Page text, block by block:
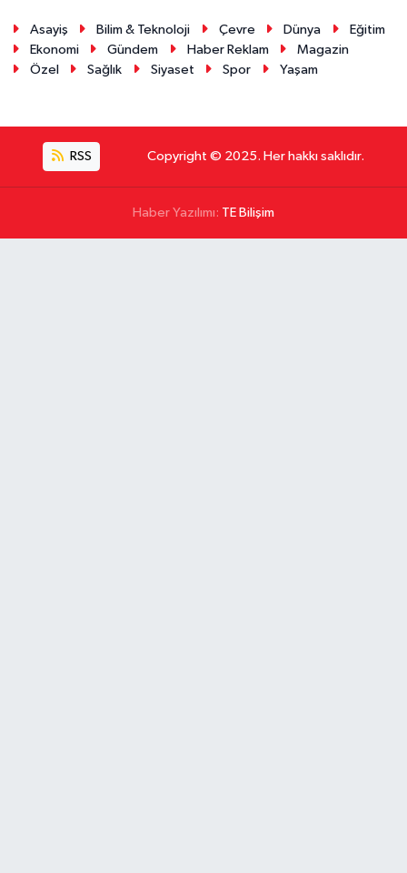
Asayiş Bilim & Teknoloji Çevre Dünya
Eğitim
Ekonomi
Gündem Haber Reklam
Magazin
Özel
Sağlık Siyaset Spor Yaşam
RSS Copyright © 2025. Her hakkı saklıdır.
Haber Yazılımı: TE Bilişim